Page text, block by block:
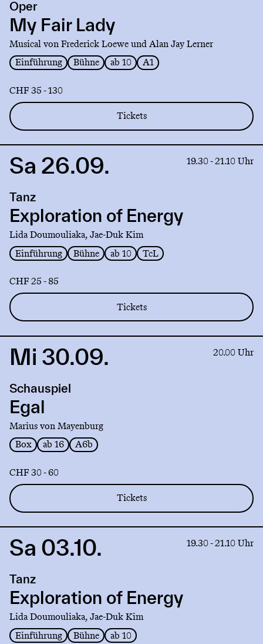
My
Fair
Lady
Oper
My Fair Lady
Musical von Frederick Loewe und Alan Jay Lerner
Einführung
Bühne ab 10 A1
CHF 35 - 130
Tickets
Link
Exploration
Energy
Sa 26.09. 19.30 - 21.10 Uhr
Tanz
Exploration of Energy
Lida Doumouliaka, Jae-Duk Kim
Einführung
Bühne ab 10 TcL
CHF 25 - 85
Tickets
Link
Egal
Mi 30.09. 20.00 Uhr
Schauspiel
Egal
Marius von Mayenburg
Box
ab 16 A6b
CHF 30 - 60
Tickets
Link
Exploration
Energy
Sa 03.10. 19.30 - 21.10 Uhr
Tanz
Exploration of Energy
Lida Doumouliaka, Jae-Duk Kim
Einführung
Bühne ab 10